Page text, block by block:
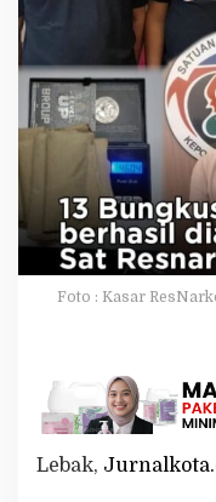
Foto : Kasar
Lebak,